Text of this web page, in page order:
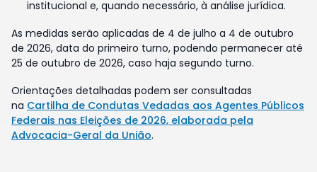
institucional e, quando necessário, à análise jurídica.
As medidas serão aplicadas de 4 de julho a 4 de outubro
de 2026, data do primeiro turno, podendo permanecer até
25 de outubro de 2026, caso haja segundo turno.
Orientações detalhadas podem ser consultadas
na Cartilha de Condutas Vedadas aos Agentes Públicos
Federais nas Eleições de 2026, elaborada pela
Advocacia-Geral da União.